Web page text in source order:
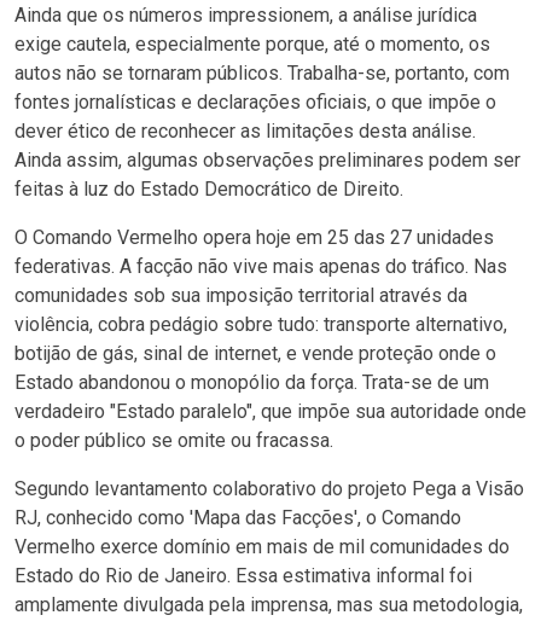
Ainda que os números impressionem, a análise jurídica
exige cautela, especialmente porque, até o momento, os
autos não se tornaram públicos. Trabalha-se, portanto, com
fontes jornalísticas e declarações oficiais, o que impõe o
dever ético de reconhecer as limitações desta análise.
Ainda assim, algumas observações preliminares podem ser
feitas à luz do Estado Democrático de Direito.
O Comando Vermelho opera hoje em 25 das 27 unidades
federativas. A facção não vive mais apenas do tráfico. Nas
comunidades sob sua imposição territorial através da
violência, cobra pedágio sobre tudo: transporte alternativo,
botijão de gás, sinal de internet, e vende proteção onde o
Estado abandonou o monopólio da força. Trata-se de um
verdadeiro "Estado paralelo", que impõe sua autoridade onde
o poder público se omite ou fracassa.
Segundo levantamento colaborativo do projeto Pega a Visão
RJ, conhecido como 'Mapa das Facções', o Comando
Vermelho exerce domínio em mais de mil comunidades do
Estado do Rio de Janeiro. Essa estimativa informal foi
amplamente divulgada pela imprensa, mas sua metodologia,